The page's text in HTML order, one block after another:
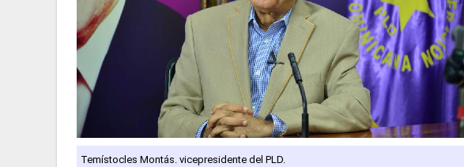
Temístocles Montás. vicepresidente del PLD.